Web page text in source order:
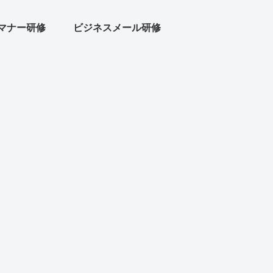
ナー研修 ビジネスメール研修